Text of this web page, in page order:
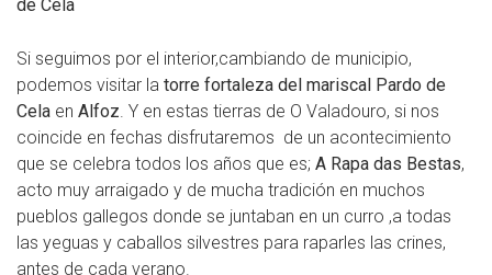
de Cela
Si seguimos por el interior,cambiando de municipio,
podemos visitar la torre fortaleza del mariscal Pardo de
Cela en Alfoz. Y en estas tierras de O Valadouro, si nos
coincide en fechas disfrutaremos de un acontecimiento
que se celebra todos los años que es; A Rapa das Bestas,
acto muy arraigado y de mucha tradición en muchos
pueblos gallegos donde se juntaban en un curro ,a todas
las yeguas y caballos silvestres para raparles las crines,
antes de cada verano.